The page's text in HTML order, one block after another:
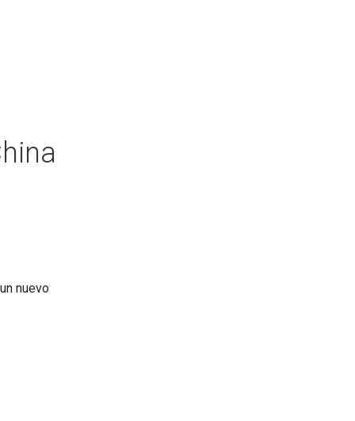
nuevo